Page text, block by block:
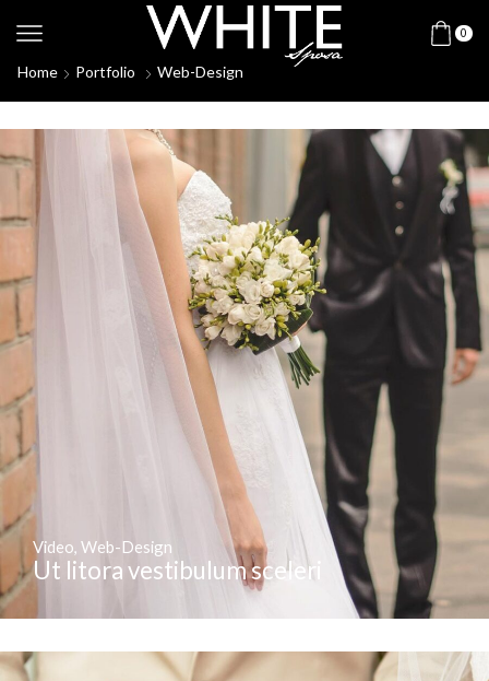
0
Home Portfolio Web-Design
Video, Web-Design
Ut litora vestibulum sceleri